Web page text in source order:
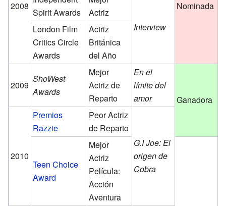
2008 Nominada
Spirit Awards
Actriz
Interview
London Film
Critics Circle
Awards
Actriz
Británica
del Año
2009
ShoWest
Awards
Mejor
Actriz de
Reparto
En el
límite del
amor
Ganadora
2010
Premios
Razzie
Peor Actriz
de Reparto
G.I Joe: El
origen de
Cobra
Teen Choice
Award
Mejor
Actriz
Película:
Acción
Aventura